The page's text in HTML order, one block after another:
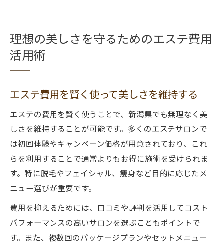
理想の美しさを守るためのエステ費用
活用術
エステ費用を賢く使って美しさを維持する
エステの費用を賢く使うことで、新潟県でも無理なく美
しさを維持することが可能です。多くのエステサロンで
は初回体験やキャンペーン価格が用意されており、これ
らを利用することで通常よりもお得に施術を受けられま
す。特に脱毛やフェイシャル、痩身など目的に応じたメ
ニュー選びが重要です。
費用を抑えるためには、口コミや評判を活用してコスト
パフォーマンスの高いサロンを選ぶこともポイントで
す。また、複数回のパッケージプランやセットメニュー